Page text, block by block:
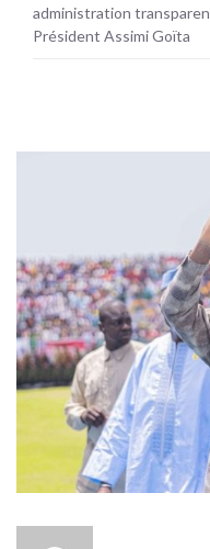
administration
Président Assimi Goïta